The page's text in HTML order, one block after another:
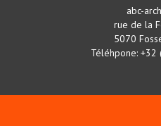
abc-
rue de la
5070
Téléhpone: